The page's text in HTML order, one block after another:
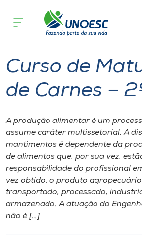
Cursos
Pesquisa
Portal de Ensino
A
Internacionalização
acontece
Curso de
de Carnes –
A produção alimentar é um
assume caráter multissetorial. A
mantimentos é dependente da
de alimentos que, por sua vez,
responsabilidade do profissional
vez obtido, o produto
transportado, processado,
armazenado. A atuação do
não é […]